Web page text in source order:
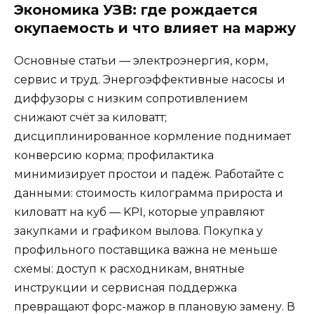
Экономика УЗВ: где рождается
окупаемость и что влияет на маржу
Основные статьи — электроэнергия, корм,
сервис и труд. Энергоэффективные насосы и
диффузоры с низким сопротивлением
снижают счёт за киловатт;
дисциплинированное кормление поднимает
конверсию корма; профилактика
минимизирует простои и падёж. Работайте с
данными: стоимость килограмма прироста и
киловатт на куб — KPI, которые управляют
закупками и графиком вылова. Покупка у
профильного поставщика важна не меньше
схемы: доступ к расходникам, внятные
инструкции и сервисная поддержка
превращают форс-мажор в плановую замену. В